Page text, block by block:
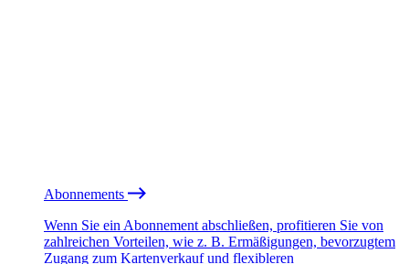
Abonnements
Wenn Sie ein Abonnement abschließen, profitieren Sie von
zahlreichen Vorteilen, wie z. B. Ermäßigungen, bevorzugtem
Zugang zum Kartenverkauf und flexibleren